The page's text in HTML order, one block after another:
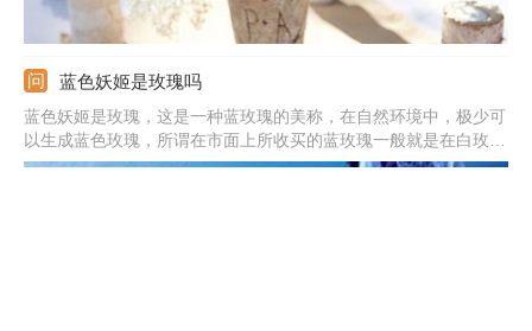
蓝色妖姬是玫瑰吗
蓝色妖姬是玫瑰，这是一种蓝玫瑰的美称，在自然环境中，极少可
以生成蓝色玫瑰，所谓在市面上所收买的蓝玫瑰一般就是在白玫瑰
成长初期，还未长成成熟花朵品种的时候，人工加上不易掉色的蓝